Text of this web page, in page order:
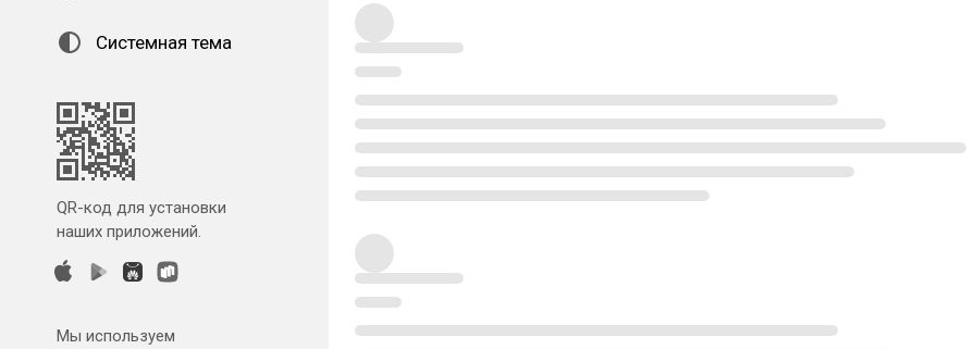
Системная тема
QR-код для установки
наших приложений.
Мы используем